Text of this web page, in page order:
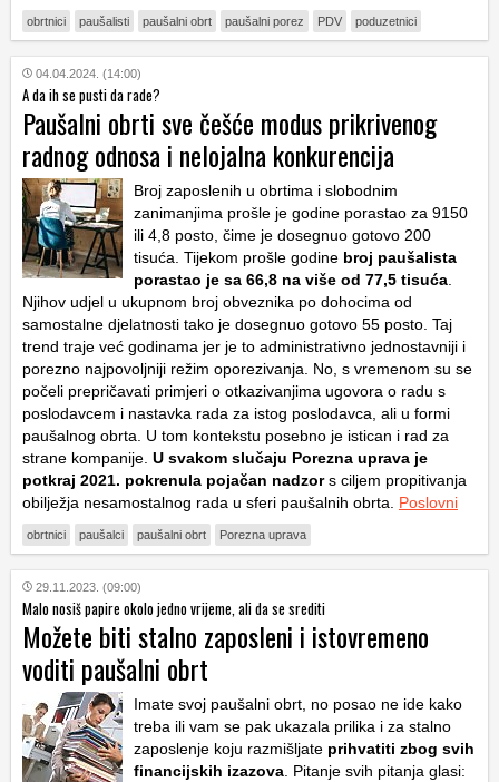
obrtnici paušalisti paušalni obrt paušalni porez PDV poduzetnici
04.04.2024. (14:00)
A da ih se pusti da rade?
Paušalni obrti sve češće modus prikrivenog
radnog odnosa i nelojalna konkurencija
Broj zaposlenih u obrtima i slobodnim
zanimanjima prošle je godine porastao za 9150
ili 4,8 posto, čime je dosegnuo gotovo 200
tisuća. Tijekom prošle godine broj paušalista
porastao je sa 66,8 na više od 77,5 tisuća
Njihov udjel u ukupnom broj obveznika po dohocima od
samostalne djelatnosti tako je dosegnuo gotovo 55 posto. Taj
trend traje već godinama jer je to administrativno jednostavniji i
porezno najpovoljniji režim oporezivanja. No, s vremenom su se
počeli prepričavati primjeri o otkazivanjima ugovora o radu s
poslodavcem i nastavka rada za istog poslodavca, ali u formi
paušalnog obrta. U tom kontekstu posebno je istican i rad za
strane kompanije. U svakom slučaju Porezna uprava je
potkraj 2021. pokrenula pojačan nadzors ciljem propitivanja
obilježja nesamostalnog rada u sferi paušalnih obrta. Poslovni
obrtnici paušalci paušalni obrt Porezna uprava
29.11.2023. (09:00)
Malo nosiš papire okolo jedno vrijeme, ali da se srediti
Možete biti stalno zaposleni i istovremeno
voditi paušalni obrt
Imate svoj paušalni obrt, no posao ne ide kako
treba ili vam se pak ukazala prilika i za stalno
zaposlenje koju razmišljate prihvatiti zbog svih
financijskih izazova . Pitanje svih pitanja glasi: